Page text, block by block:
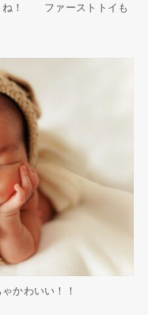
ね！ ファーストトイも
かわいい！！